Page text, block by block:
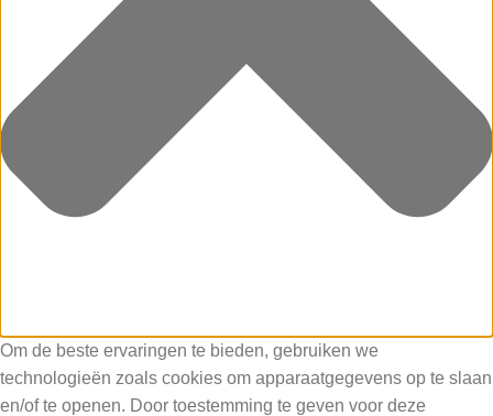
Om de beste ervaringen te bieden, gebruiken we
technologieën zoals cookies om apparaatgegevens op te slaan
en/of te openen. Door toestemming te geven voor deze